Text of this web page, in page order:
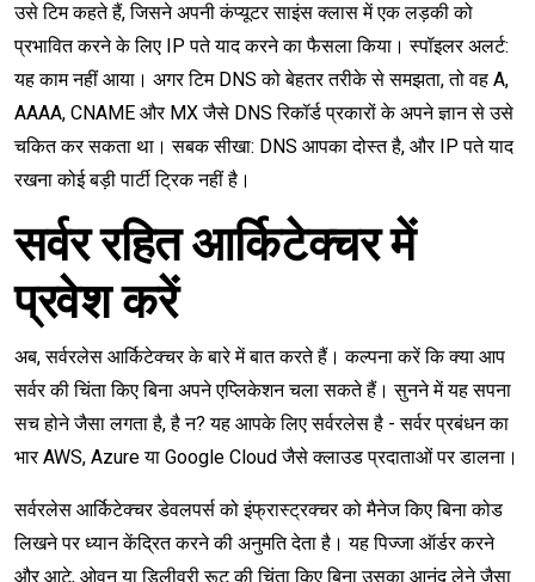
उसे टिम कहते हैं, जिसने अपनी कंप्यूटर साइंस क्लास में एक लड़की को
प्रभावित करने के लिए IP पते याद करने का फैसला किया। स्पॉइलर अलर्ट:
यह काम नहीं आया। अगर टिम DNS को बेहतर तरीके से समझता, तो वह A,
AAAA, CNAME और MX जैसे DNS रिकॉर्ड प्रकारों के अपने ज्ञान से उसे
चकित कर सकता था। सबक सीखा: DNS आपका दोस्त है, और IP पते याद
रखना कोई बड़ी पार्टी ट्रिक नहीं है।
सर्वर रहित आर्किटेक्चर में
प्रवेश करें
अब, सर्वरलेस आर्किटेक्चर के बारे में बात करते हैं। कल्पना करें कि क्या आप
सर्वर की चिंता किए बिना अपने एप्लिकेशन चला सकते हैं। सुनने में यह सपना
सच होने जैसा लगता है, है न? यह आपके लिए सर्वरलेस है - सर्वर प्रबंधन का
भार AWS, Azure या Google Cloud जैसे क्लाउड प्रदाताओं पर डालना।
सर्वरलेस आर्किटेक्चर डेवलपर्स को इंफ्रास्ट्रक्चर को मैनेज किए बिना कोड
लिखने पर ध्यान केंद्रित करने की अनुमति देता है। यह पिज्जा ऑर्डर करने
और आटे, ओवन या डिलीवरी रूट की चिंता किए बिना उसका आनंद लेने जैसा